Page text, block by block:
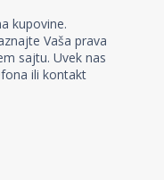
kupovine.
Vaša prava
sajtu. Uvek nas
ili kontakt